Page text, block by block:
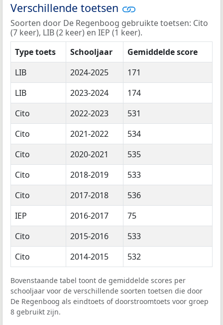
Verschillende toetsen
Soorten door De Regenboog gebruikte toetsen: Cito
(7 keer), LIB (2 keer) en IEP (1 keer).
Type toets
Schooljaar
Gemiddelde score
LIB
2024-2025
171
LIB
2023-2024
174
Cito
2022-2023
531
Cito
2021-2022
534
Cito
2020-2021
535
Cito
2018-2019
533
Cito
2017-2018
536
IEP
2016-2017
75
Cito
2015-2016
533
Cito
2014-2015 532
Bovenstaande tabel toont de gemiddelde scores per
schooljaar voor de verschillende soorten toetsen die door
De Regenboog als eindtoets of doorstroomtoets voor groep
8 gebruikt zijn.